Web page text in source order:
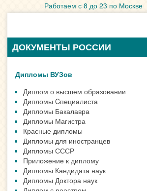
Работаем с 8 до 23 по Москве
ДОКУМЕНТЫ РОССИИ
Дипломы ВУЗов
Диплом о высшем образовании
Дипломы Cпециалиста
Дипломы Бакалавра
Дипломы Магистра
Красные дипломы
Дипломы для иностранцев
Дипломы СССР
Приложение к диплому
Дипломы Кандидата наук
Дипломы Доктора наук